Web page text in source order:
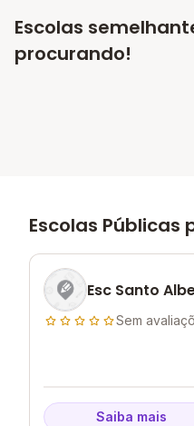
Escolas
procurando!
Escolas Públicas
Esc Santo
Sem
Saiba mais